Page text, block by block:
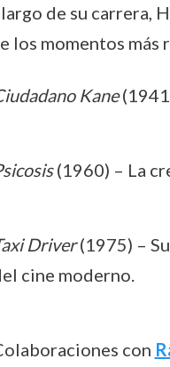
de su carrera,
los momentos más
Kane
(1960) – La
Driver(1975) –
cine moderno.
con